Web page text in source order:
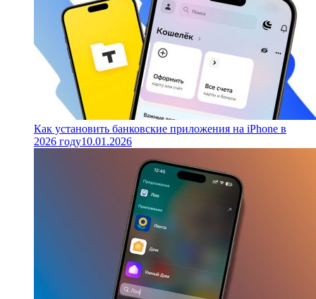
Как установить банковские приложения на iPhone в
2026 году10.01.2026